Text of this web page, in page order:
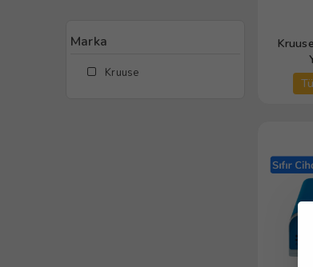
Marka
Kruuse